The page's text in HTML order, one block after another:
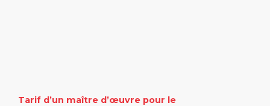
Tarif d’un maître d’œuvre pour le